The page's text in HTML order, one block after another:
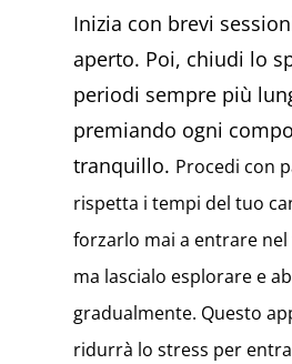
Inizia con brevi
aperto. Poi, chiudi lo
periodi sempre più
premiando ogni
tranquillo. Procedi con
rispetta i tempi del tuo
forzarlo mai a entrare
ma lascialo esplorare e
gradualmente. Questo
ridurrà lo stress per